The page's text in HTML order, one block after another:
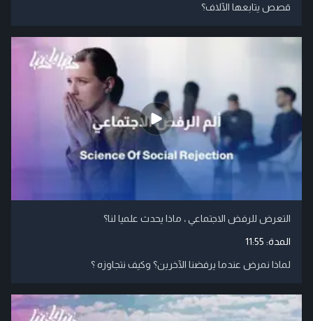
قصص يتابعها الآلاف؟
التعرض للرفض الاجتماعي ، ماذا يحدث علميا لنا؟
المدة: 11:55
لماذا نمرض عندما يرفضنا الآخرين؟ وكيف نتجاوزه ؟